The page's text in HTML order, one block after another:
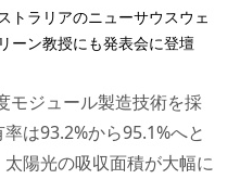
トラリアのニューサウスウェ
ーン教授にも発表会に登壇
モジュール製造技術を採
は93.2%から95.1%へと
陽光の吸収面積が大幅に